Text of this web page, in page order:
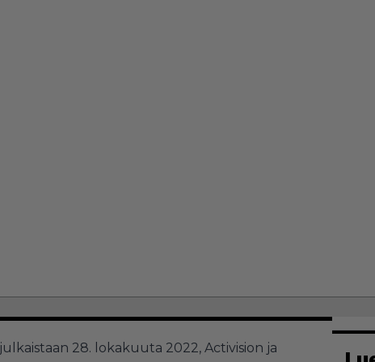
julkaistaan 28. lokakuuta 2022, Activision ja